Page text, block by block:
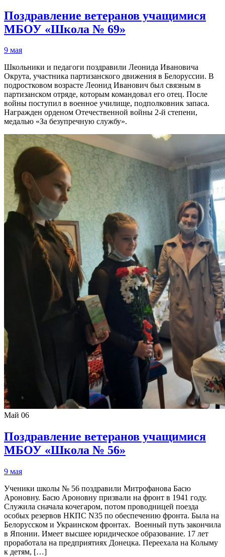
Поздравление ветеранов учащимися
МБОУ «Школа № 69»
9 мая
Школьники и педагоги поздравили Леонида Ивановича
Окрута, участника партизанского движения в Белоруссии. В
подростковом возрасте Леонид Иванович был связным в
партизанском отряде, которым командовал его отец. После
войны поступил в военное училище, подполковник запаса.
Награжден орденом Отечественной войны 2-й степени,
медалью «За безупречную службу».
Май 06
Поздравление ветеранов учащимися
МБОУ «Школа № 56»
9 мая
Ученики школы № 56 поздравили Митрофанова Басю
Ароновну. Басю Ароновну призвали на фронт в 1941 году.
Служила сначала кочегаром, потом проводницей поезда
особых резервов НКПС N35 по обеспечению фронта. Была на
Белорусском и Украинском фронтах. Военный путь закончила
в Японии. Имеет высшее юридическое образование. 17 лет
проработала на предприятиях Донецка. Переехала на Колыму
к детям, […]